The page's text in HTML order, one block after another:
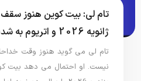
تام لی: بیت کوین هنوز سقف
ژانویه 2026 و اتریوم به شدت کمتر از ارزش واقعی
تام لی می گوید هنوز وقت
نیست. او احتمال می دهد بیت